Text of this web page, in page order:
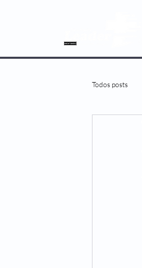
Todos posts